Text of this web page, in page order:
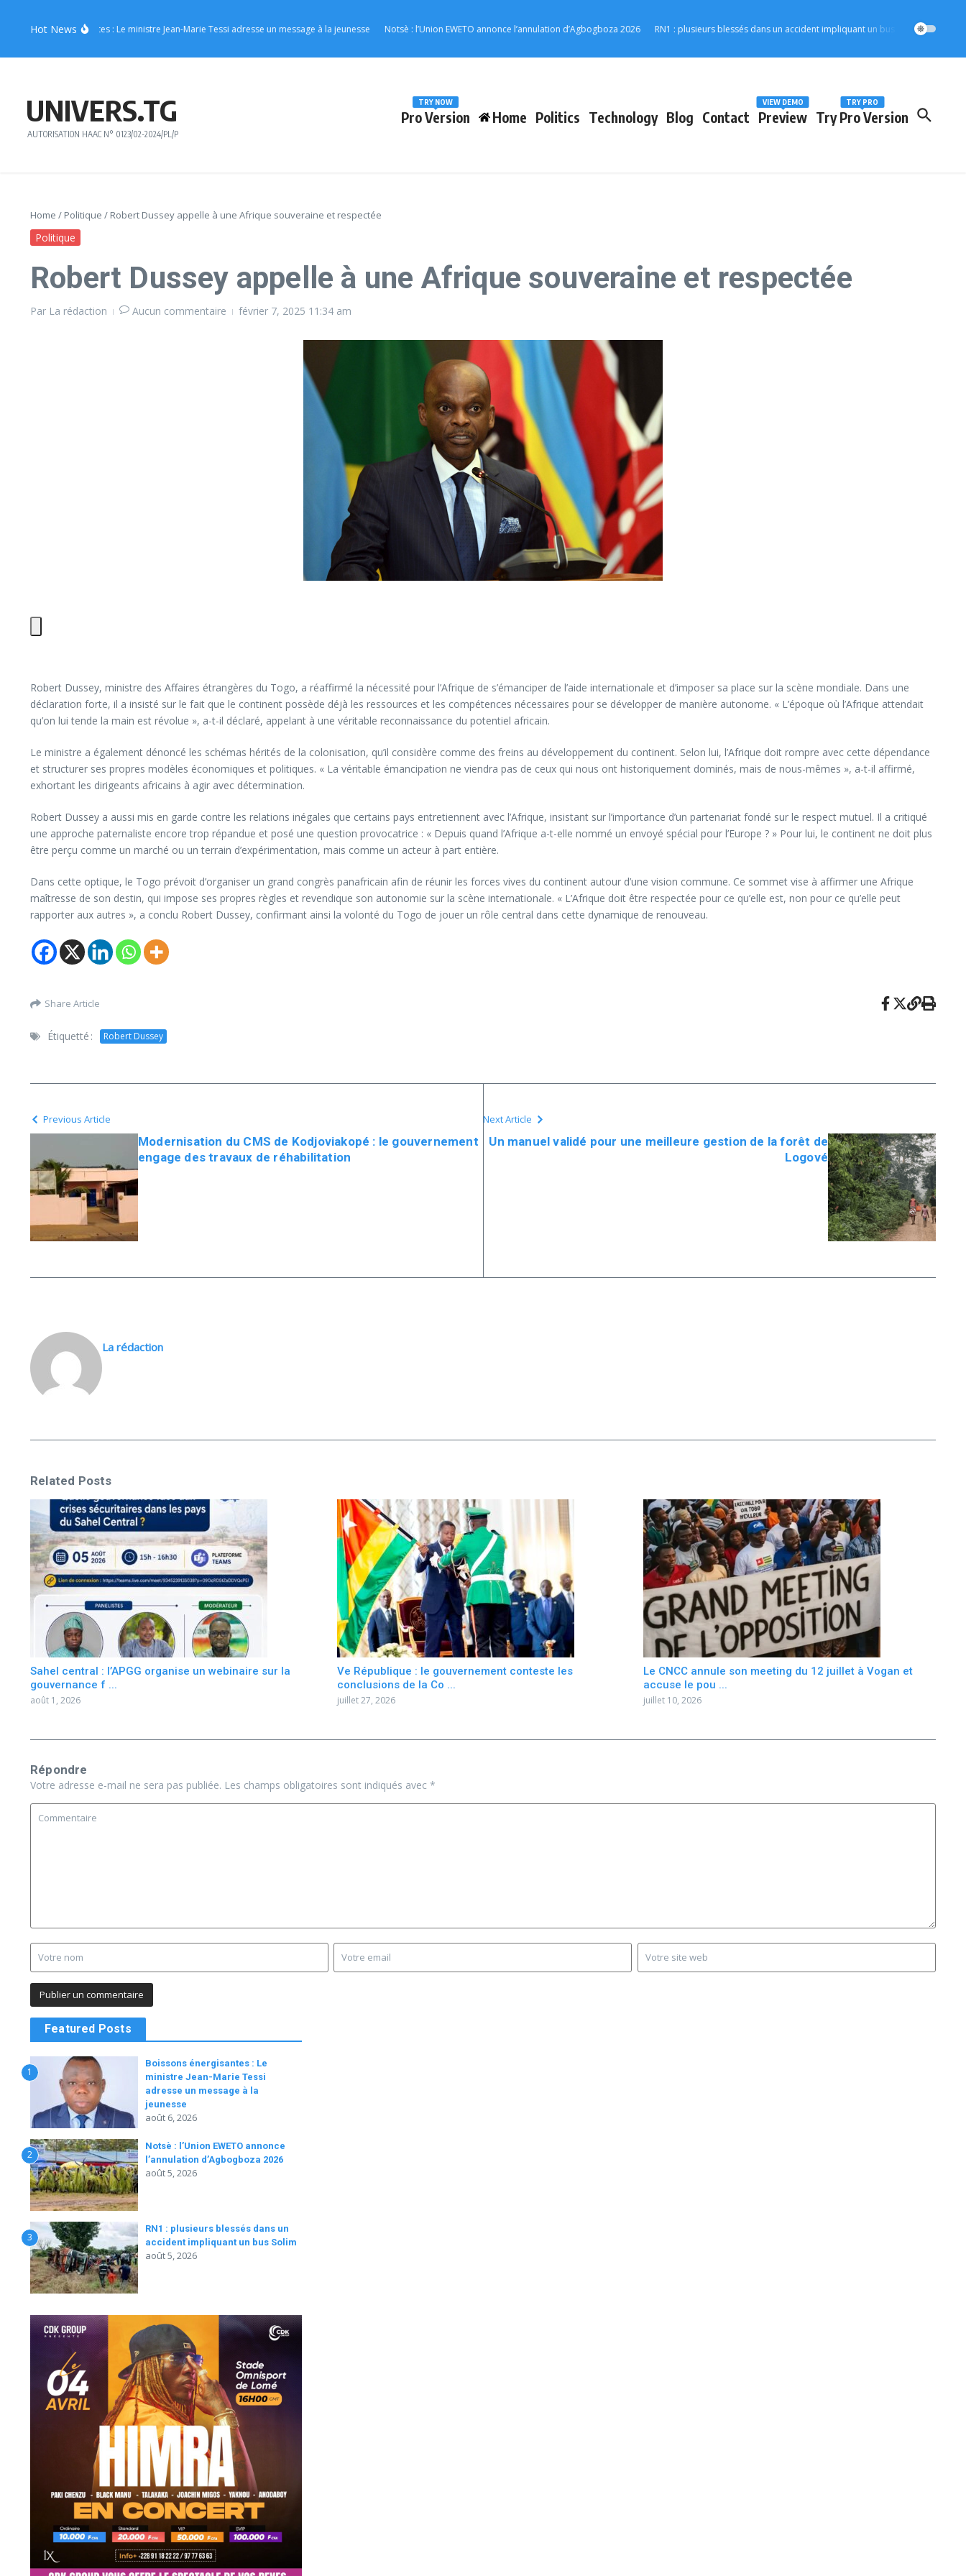
Hot News
énergisantes : Le ministre Jean-Marie Tessi adresse un message à la jeunesse Notsè : l’Union EWETO annonce l’annulation d’Agbogboza 2026 RN1 : plusieurs blessés dans un accident impliquant un bus Solim 1ère Édition
UNIVERS.TG
AUTORISATION HAAC N° 0123/02-2024/PL/P
Pro Version
TRY NOW
Home Politics Technology Blog Contact Preview
VIEW DEMO
Try Pro Version
TRY PRO
Home / Politique / Robert Dussey appelle à une Afrique souveraine et respectée
Politique
Robert Dussey appelle à une Afrique souveraine et respectée
Par La rédaction Aucun commentaire février 7, 2025 11:34 am
Robert Dussey, ministre des Affaires étrangères du Togo, a réaffirmé la nécessité pour l’Afrique de s’émanciper de l’aide internationale et d’imposer sa place sur la scène mondiale. Dans une
déclaration forte, il a insisté sur le fait que le continent possède déjà les ressources et les compétences nécessaires pour se développer de manière autonome. « L’époque où l’Afrique attendait
qu’on lui tende la main est révolue », a-t-il déclaré, appelant à une véritable reconnaissance du potentiel africain.
Le ministre a également dénoncé les schémas hérités de la colonisation, qu’il considère comme des freins au développement du continent. Selon lui, l’Afrique doit rompre avec cette dépendance
et structurer ses propres modèles économiques et politiques. « La véritable émancipation ne viendra pas de ceux qui nous ont historiquement dominés, mais de nous-mêmes », a-t-il affirmé,
exhortant les dirigeants africains à agir avec détermination.
Robert Dussey a aussi mis en garde contre les relations inégales que certains pays entretiennent avec l’Afrique, insistant sur l’importance d’un partenariat fondé sur le respect mutuel. Il a critiqué
une approche paternaliste encore trop répandue et posé une question provocatrice : « Depuis quand l’Afrique a-t-elle nommé un envoyé spécial pour l’Europe ? » Pour lui, le continent ne doit plus
être perçu comme un marché ou un terrain d’expérimentation, mais comme un acteur à part entière.
Dans cette optique, le Togo prévoit d’organiser un grand congrès panafricain afin de réunir les forces vives du continent autour d’une vision commune. Ce sommet vise à affirmer une Afrique
maîtresse de son destin, qui impose ses propres règles et revendique son autonomie sur la scène internationale. « L’Afrique doit être respectée pour ce qu’elle est, non pour ce qu’elle peut
rapporter aux autres », a conclu Robert Dussey, confirmant ainsi la volonté du Togo de jouer un rôle central dans cette dynamique de renouveau.
Share Article
Étiquetté : Robert Dussey
Previous Article
Modernisation du CMS de Kodjoviakopé : le gouvernement
engage des travaux de réhabilitation
Next Article
Un manuel validé pour une meilleure gestion de la forêt de
Logové
La rédaction
Related Posts
Sahel central : l’APGG organise un webinaire sur la
gouvernance f ...
août 1, 2026
Ve République : le gouvernement conteste les
conclusions de la Co ...
juillet 27, 2026
Le CNCC annule son meeting du 12 juillet à Vogan et
accuse le pou ...
juillet 10, 2026
Répondre
Votre adresse e-mail ne sera pas publiée. Les champs obligatoires sont indiqués avec *
Featured Posts
1
Boissons énergisantes : Le
ministre Jean-Marie Tessi
adresse un message à la
jeunesse
août 6, 2026
2
Notsè : l’Union EWETO annonce
l’annulation d’Agbogboza 2026
août 5, 2026
3
RN1 : plusieurs blessés dans un
accident impliquant un bus Solim
août 5, 2026